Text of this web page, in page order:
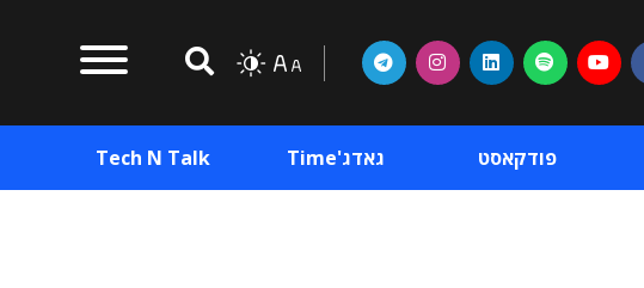
פודקאסט גאדג'Time Tech N Talk